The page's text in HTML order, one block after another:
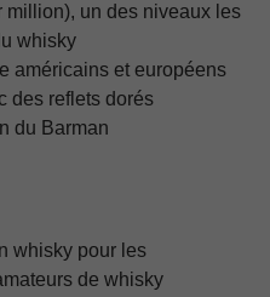
million), un des niveaux les
whisky
américains et européens
des reflets dorés
du Barman
whisky pour les
de whisky